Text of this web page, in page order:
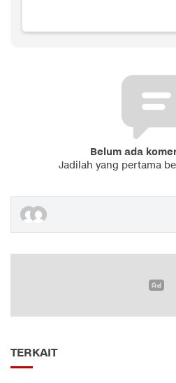
Belum ada
Jadilah yang pertama
TERKAIT